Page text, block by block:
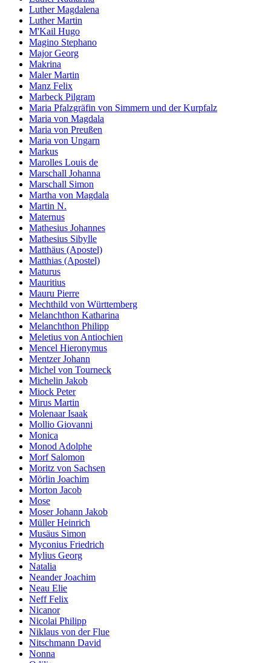
Luther Magdalena
Luther Martin
M'Kail Hugo
Magino Stephano
Major Georg
Makrina
Maler Martin
Manz Felix
Marbeck Pilgram
Maria Pfalzgräfin von Simmern und der Kurpfalz
Maria von Magdala
Maria von Preußen
Maria von Ungarn
Markus
Marolles Louis de
Marschall Johanna
Marschall Simon
Martha von Magdala
Martin N.
Maternus
Mathesius Johannes
Mathesius Sibylle
Matthäus (Apostel)
Matthias (Apostel)
Maturus
Mauritius
Mauru Pierre
Mechthild von Württemberg
Melanchthon Katharina
Melanchthon Philipp
Meletius von Antiochien
Mencel Hieronymus
Mentzer Johann
Michel von Tourneck
Michelin Jakob
Miock Peter
Mirus Martin
Molenaar Isaak
Mollio Giovanni
Monica
Monod Adolphe
Morf Salomon
Moritz von Sachsen
Mörlin Joachim
Morton Jacob
Mose
Moser Johann Jakob
Müller Heinrich
Musäus Simon
Myconius Friedrich
Mylius Georg
Natalia
Neander Joachim
Neau Elie
Neff Felix
Nicanor
Nicolai Philipp
Niklaus von der Flue
Nitschmann David
Nonna